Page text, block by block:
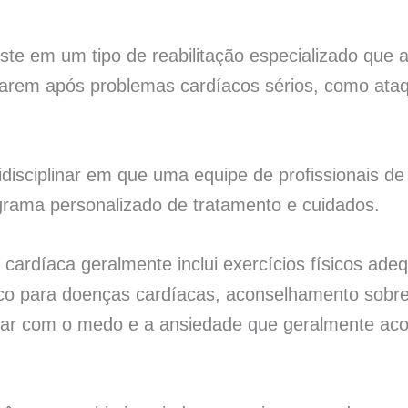
em um tipo de reabilitação especializado que
após problemas cardíacos sérios, como
em que uma equipe de profissionais
personalizado de tratamento e cuidados.
geralmente inclui exercícios físicos
para doenças cardíacas, aconselhamento
com o medo e a ansiedade que geralmente